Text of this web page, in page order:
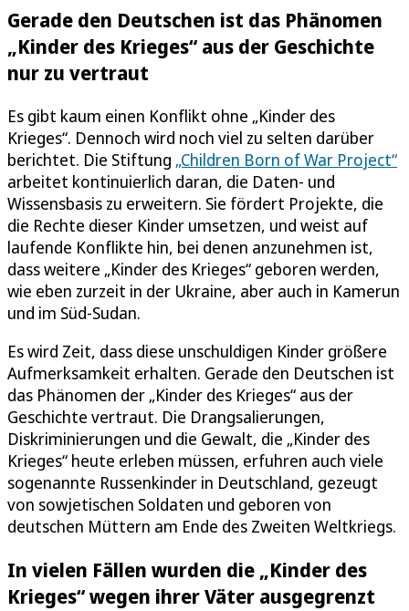
Gerade den Deutschen ist das Phänomen
„Kinder des Krieges“ aus der Geschichte
nur zu vertraut
Es gibt kaum einen Konflikt ohne „Kinder des
Krieges“. Dennoch wird noch viel zu selten darüber
berichtet. Die Stiftung „Children Born of War Project“
arbeitet kontinuierlich daran, die Daten- und
Wissensbasis zu erweitern. Sie fördert Projekte, die
die Rechte dieser Kinder umsetzen, und weist auf
laufende Konflikte hin, bei denen anzunehmen ist,
dass weitere „Kinder des Krieges“ geboren werden,
wie eben zurzeit in der Ukraine, aber auch in Kamerun
und im Süd-Sudan.
Es wird Zeit, dass diese unschuldigen Kinder größere
Aufmerksamkeit erhalten. Gerade den Deutschen ist
das Phänomen der „Kinder des Krieges“ aus der
Geschichte vertraut. Die Drangsalierungen,
Diskriminierungen und die Gewalt, die „Kinder des
Krieges“ heute erleben müssen, erfuhren auch viele
sogenannte Russenkinder in Deutschland, gezeugt
von sowjetischen Soldaten und geboren von
deutschen Müttern am Ende des Zweiten Weltkriegs.
In vielen Fällen wurden die „Kinder des
Krieges“ wegen ihrer Väter ausgegrenzt